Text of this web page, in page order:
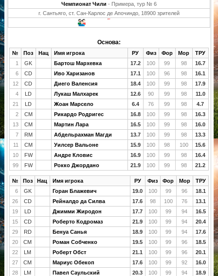
Чемпионат Чили - Примера, тур № 6
г. Сантьяго, ст. Сан-Карлос де Апочиндо, 18900 зрителей
Основа:
№ Поз Нац Имя игрока РУ Физ Фор Мор
ТРУ
1
GK Бартош Мархевка 17.2 100 99 98
16.7
6
CD Иво Харизанов 17.1 100 96 98
16.1
12
CD Диего Валенсия 18.4 100 99 98
17.9
4
LD Лукаш Малхарек 12.6 90 99 98
11.0
21
LD Жоан Марсело 6.4 76 99 98
4.7
2
CM Рикардо Родригес 16.8 100 99 98
16.3
13
CM Мартин Лара 16.5 100 99 98
16.0
7
RM Абдельрахман Магди 13.7 100 99 98
13.3
11
CM Уилсер Вальоне 15.9 100 98 100
15.6
10
FW Андре Кловис 16.9 100 99 98
16.4
99
FW Рокко Джордано 21.9 100 99 98 21.2
№ Поз Нац Имя игрока РУ Физ Фор Мор
ТРУ
6
GK Горан Блажевич 19.0 100 99 96
18.1
26
CD Рейналдо да Силва 17.6 98 100 76
13.1
19
LD Джимми Жиродон 17.7 100 99 94
16.5
15
CD Роберто Кодромаз 21.9 100 99 94
20.4
29
RD Бенуа Санья 18.9 100 99 94
17.6
20
CM Роман Собченко 19.5 100 99 96
18.5
22
LM Роберт Обст 21.1 100 99 96
20.1
27
CM Мариус Обекоп 17.6 100 99 92
16.0
28
LM Павел Саульский 20.3 100 99 94
18.9